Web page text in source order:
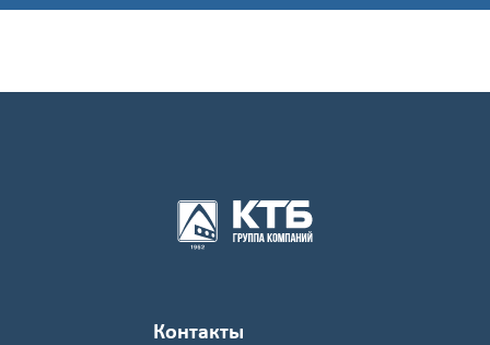
Контакты